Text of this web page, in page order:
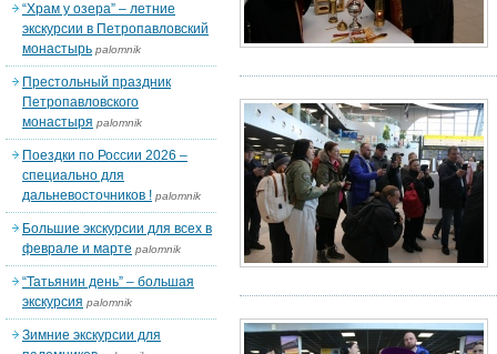
“Храм у озера” – летние
экскурсии в Петропавловский
монастырь palomnik
Престольный праздник
Петропавловского
монастыря palomnik
Поездки по России 2026 –
специально для
дальневосточников ! palomnik
Большие экскурсии для всех в
феврале и марте palomnik
“Татьянин день” – большая
экскурсия palomnik
Зимние экскурсии для